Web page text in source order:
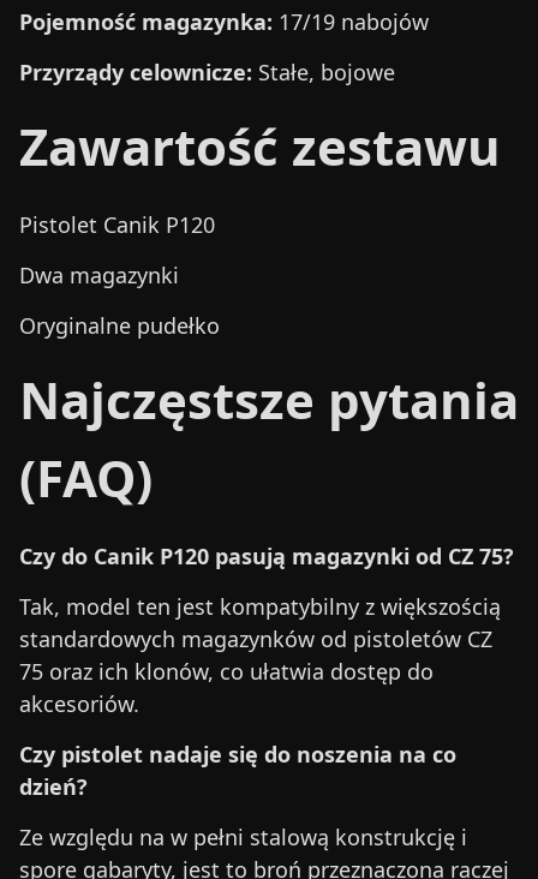
Pojemność magazynka: 17/19 nabojów
Przyrządy celownicze: Stałe, bojowe
Zawartość zestawu
Pistolet Canik P120
Dwa magazynki
Oryginalne pudełko
Najczęstsze pytania
(FAQ)
Czy do Canik P120 pasują magazynki od CZ 75?
Tak, model ten jest kompatybilny z większością
standardowych magazynków od pistoletów CZ
75 oraz ich klonów, co ułatwia dostęp do
akcesoriów.
Czy pistolet nadaje się do noszenia na co
dzień?
Ze względu na w pełni stalową konstrukcję i
spore gabaryty, jest to broń przeznaczona raczej